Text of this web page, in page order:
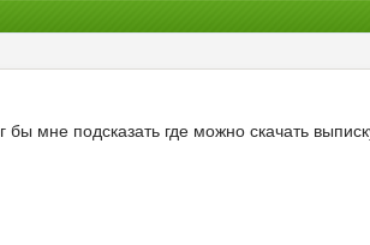
мне подсказать где можно скачать